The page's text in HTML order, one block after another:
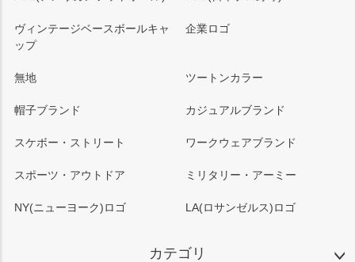
ヴィンテージベースボールキャ
ップ
企業ロゴ
無地 ツートンカラー
帽子ブランド カジュアルブランド
スケボー・ストリート ワークウェアブランド
スポーツ・アウトドア ミリタリー・アーミー
NY(ニューヨーク)ロゴ LA(ロサンゼルス)ロゴ
カテゴリ